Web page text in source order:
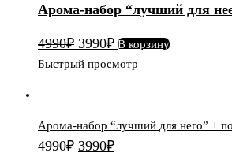
Арома-набор “лучший для
4990₽ Первоначальная
цена
3990₽Текущая
цена:
В корзину
Быстрый просмотр
Арома-набор “лучший для него” +
4990₽ Первоначальная
3990₽Текущая